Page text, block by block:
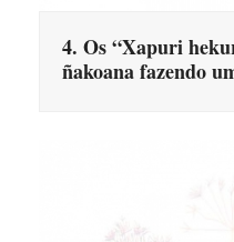
4. Os “Xapuri
ñakoana fazendo